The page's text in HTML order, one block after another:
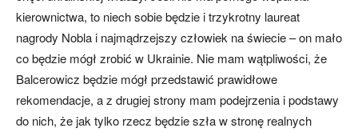
kierownictwa, to niech sobie będzie i trzykrotny laureat
nagrody Nobla i najmądrzejszy człowiek na świecie – on mało
co będzie mógł zrobić w Ukrainie. Nie mam wątpliwości, że
Balcerowicz będzie mógł przedstawić prawidłowe
rekomendacje, a z drugiej strony mam podejrzenia i podstawy
do nich, że jak tylko rzecz będzie szła w stronę realnych